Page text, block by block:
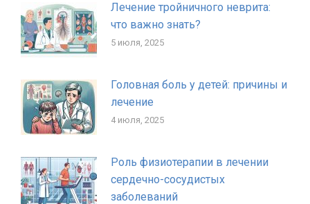
Лечение тройничного неврита:
что важно знать?
5 июля, 2025
Головная боль у детей: причины и
лечение
4 июля, 2025
Роль физиотерапии в лечении
сердечно-сосудистых
заболеваний